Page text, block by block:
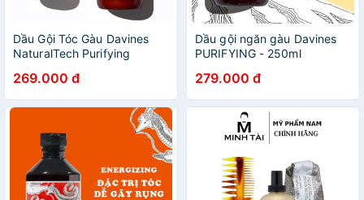
Dầu Gội Tóc Gàu Davines
NaturalTech Purifying
269.000 đ
Dầu gội ngăn gàu Davines
PURIFYING - 250ml
279.000 đ